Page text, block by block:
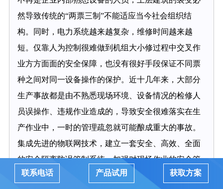
然导致传统的“两票三制”不能适应当今社会组织结
构。同时，电力系统越来越复杂，维修时间越来越
短。仅靠人为控制很难做到机组大小修过程中交叉作
业方方面面的安全保障，也没有很好手段保证不同票
种之间对同一设备操作的保护。近十几年来，大部分
生产事故都是由不熟悉现场环境、设备情况的检修人
员误操作、违规作业造成的，导致安全很难落实在生
产作业中，一时的管理疏忽就可能酿成重大的事故。
集成先进的物联网技术，建立一套安全、高效、全面
的安全隔离防误管制系统，加强对现场作业的安全管
控势在必行。
联系电话 产品试用 获取方案